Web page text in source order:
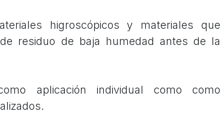
higroscópicos y materiales que
residuo de baja humedad antes de la
aplicación individual como como